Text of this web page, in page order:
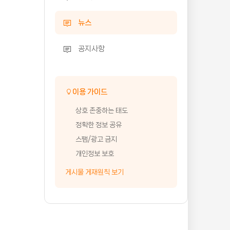
뉴스
공지사항
이용 가이드
상호 존중하는 태도
정확한 정보 공유
스팸/광고 금지
개인정보 보호
게시물 게재원칙 보기